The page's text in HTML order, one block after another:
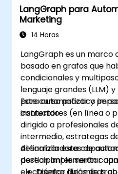
LangGraph para
Marketing
14 Horas
LangGraph es un marco
basado en grafos que
condicionales y
lenguaje grandes (LLM)
para automatizar y
contenido.
Este curso práctico
instructores (en línea o
dirigido a profesionales
intermedio, estrategas
desarrolladores de
desean implementar
electrónico dinámicas
Al finalizar esta
participantes serán
Diseñar flujos de